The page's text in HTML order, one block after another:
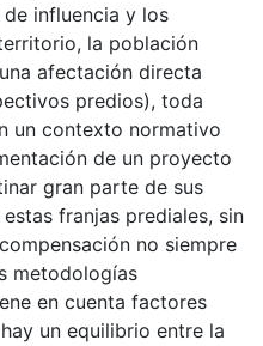
influencia y los
la población
afectación directa
predios), toda
un contexto normativo
de un proyecto
gran parte de sus
franjas prediales, sin
no siempre
metodologías
en cuenta factores
un equilibrio entre la